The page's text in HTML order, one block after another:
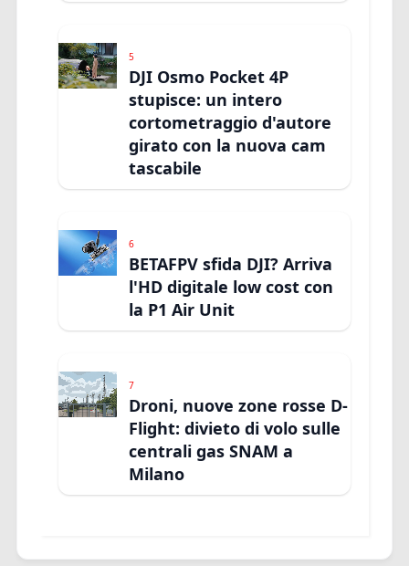
5
DJI Osmo Pocket 4P
stupisce: un intero
cortometraggio d'autore
girato con la nuova cam
tascabile
6
BETAFPV sfida DJI? Arriva
l'HD digitale low cost con
la P1 Air Unit
7
Droni, nuove zone rosse D-
Flight: divieto di volo sulle
centrali gas SNAM a
Milano